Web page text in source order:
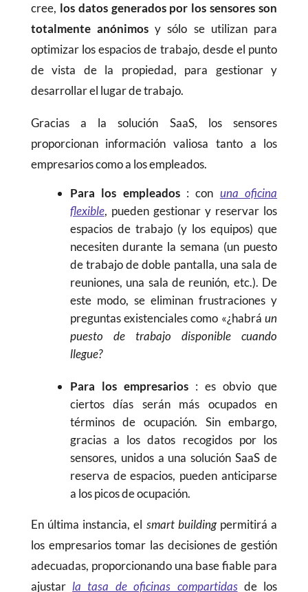
cree, los datos generados por los sensores son
totalmente anónimosy sólo se utilizan para
optimizar los espacios de trabajo, desde el punto
de vista de la propiedad, para gestionar y
desarrollar el lugar de trabajo.
Gracias a la solución SaaS, los sensores
proporcionan información valiosa tanto a los
empresarios como a los empleados.
Para los empleados : con una oficina
flexible, pueden gestionar y reservar los
espacios de trabajo (y los equipos) que
necesiten durante la semana (un puesto
de trabajo de doble pantalla, una sala de
reuniones, una sala de reunión, etc.). De
este modo, se eliminan frustraciones y
preguntas existenciales como «¿habráun
puesto de trabajo disponible cuando
llegue?
Para los empresarios : es obvio que
ciertos días serán más ocupados en
términos de ocupación. Sin embargo,
gracias a los datos recogidos por los
sensores, unidos a una solución SaaS de
reserva de espacios, pueden anticiparse
a los picos de ocupación.
En última instancia, el smart building permitirá a
los empresarios tomar las decisiones de gestión
adecuadas, proporcionando una base fiable para
ajustarla tasa de oficinas compartidasde los